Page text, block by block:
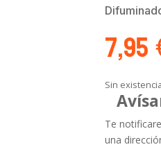
7,95
Sin
Te
una